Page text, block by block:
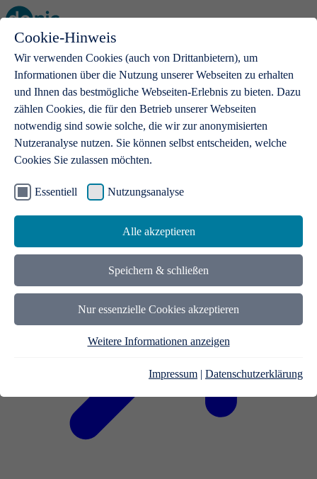
Cookie-Hinweis
Wir verwenden Cookies (auch von Drittanbietern), um
Informationen über die Nutzung unserer Webseiten zu erhalten
und Ihnen das bestmögliche Webseiten-Erlebnis zu bieten. Dazu
zählen Cookies, die für den Betrieb unserer Webseiten
notwendig sind sowie solche, die wir zur anonymisierten
Nutzeranalyse nutzen. Sie können selbst entscheiden, welche
Cookies Sie zulassen möchten.
Essentiell Nutzungsanalyse
Alle akzeptieren
Speichern & schließen
Nur essenzielle Cookies akzeptieren
Weitere Informationen anzeigen
Impressum | Datenschutzerklärung
Open main menu
.de-Domains
Mit einer .de-Domain erhalten Ideen eine Bühne